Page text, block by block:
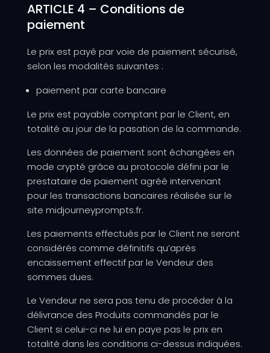
ARTICLE 4 – Conditions de
paiement
Le prix est payé par voie de paiement sécurisé,
selon les modalités suivantes :
paiement par carte bancaire
Le prix est payable comptant par le Client, en
totalité au jour de la pasation de la commande.
Les données de paiement sont échangées en
mode crypté grâce au protocole défini par le
prestataire de paiement agréé intervenant
pour les transactions bancaires réalisée sur le
site midjourneyprompts.fr.
Les paiements effectués par le Client ne seront
considérés comme définitifs qu’après
encaissement effectif par le Vendeur des
sommes dues.
Le Vendeur ne sera pas tenu de procéder à la
délivrance des Produits commandés par le
Client si celui-ci ne lui en paye pas le prix en
totalité dans les conditions ci-dessus indiquées.